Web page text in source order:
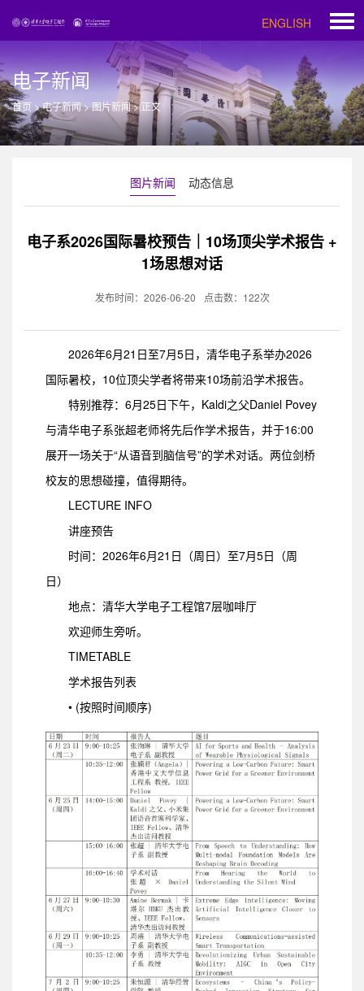
ENGLISH
电子新闻
首页 >电子新闻>图片新闻>正文
图片新闻 动态信息
电子系2026国际暑校预告｜10场顶尖学术报告 +
1场思想对话
发布时间：2026-06-20 点击数： 122次
2026年6月21日至7月5日，清华电子系举办2026
国际暑校，10位顶尖学者将带来10场前沿学术报告。
特别推荐：6月25日下午，Kaldi之父Daniel Povey
与清华电子系张超老师将先后作学术报告，并于16:00
展开一场关于“从语音到脑信号”的学术对话。两位剑桥
校友的思想碰撞，值得期待。
LECTURE INFO
讲座预告
时间：2026年6月21日（周日）至7月5日（周
日）
地点：清华大学电子工程馆7层咖啡厅
欢迎师生旁听。
TIMETABLE
学术报告列表
• (按照时间顺序)